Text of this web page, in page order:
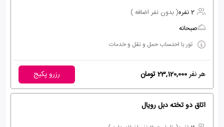
2 نفره
( بدون نفر اضافه )
صبحانه
تور با احتساب حمل و نقل و خدمات
هر نفر23,120,000 تومان رزرو پکیج
اتاق دو تخته دبل رویال